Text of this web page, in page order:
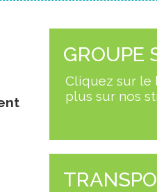
GROUPE
Cliquez sur le
plus sur nos